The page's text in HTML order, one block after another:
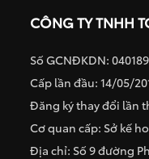
CÔNG TY TNHH
Số GCNĐKDN:
Cấp lần đầu: 14/05/
Đăng ký thay đổi lần
Cơ quan cấp: Sở kế
Địa chỉ: Số 9 đường